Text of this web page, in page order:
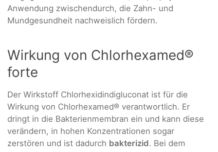
Anwendung zwischendurch, die Zahn- und
Mundgesundheit nachweislich fördern.
Wirkung von Chlorhexamed®
forte
Der Wirkstoff Chlorhexidindigluconat ist für die
Wirkung von Chlorhexamed® verantwortlich. Er
dringt in die Bakterienmembran ein und kann diese
verändern, in hohen Konzentrationen sogar
zerstören und ist dadurch bakterizid. Bei dem